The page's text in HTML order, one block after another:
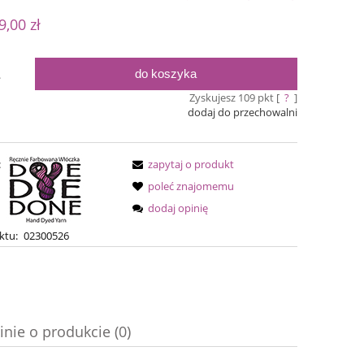
Najniższa cena:
zł
do koszyka
Zyskujesz 109pkt [ ? ]
dodaj do przechowalni
02300526
zapytaj o produkt
poleć znajomemu
dodaj opinię
o produkcie (0)